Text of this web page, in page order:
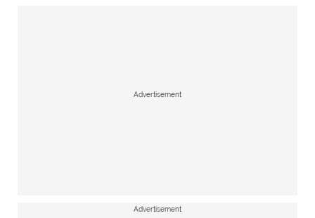
Advertisement
Advertisement